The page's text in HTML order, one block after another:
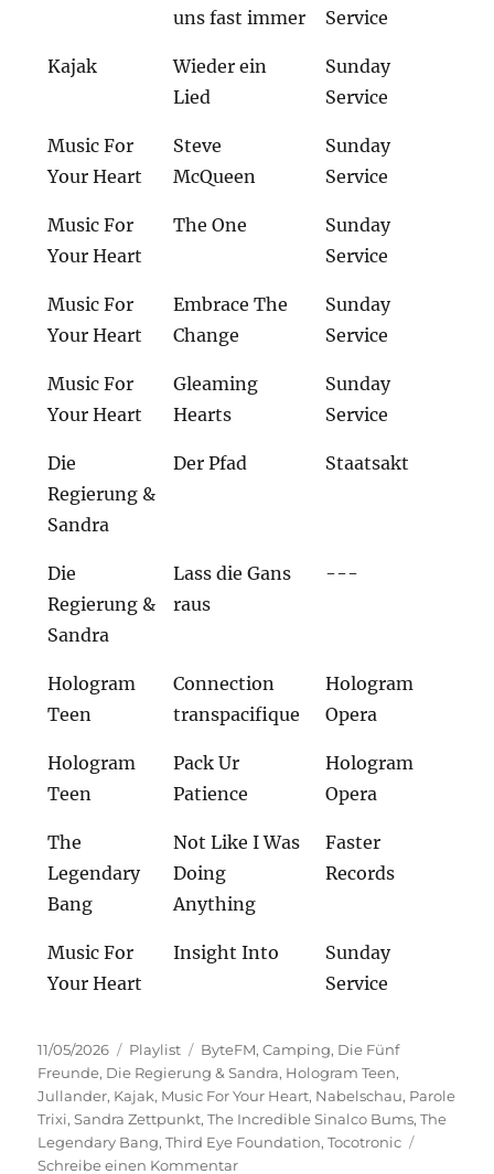
uns fast immer
Service
Kajak
Wieder ein
Lied
Sunday
Service
Music For
Your Heart
Steve
McQueen
Sunday
Service
Music For
Your Heart
The One
Sunday
Service
Music For
Your Heart
Embrace The
Change
Sunday
Service
Music For
Your Heart
Gleaming
Hearts
Sunday
Service
Die
Regierung &
Sandra
Der Pfad Staatsakt
Die
Regierung &
Sandra
Lass die Gans
raus
---
Hologram
Teen
Connection
transpacifique
Hologram
Opera
Hologram
Teen
Pack Ur
Patience
Hologram
Opera
The
Legendary
Bang
Not Like I Was
Doing
Anything
Faster
Records
Music For
Your Heart
Insight Into
Sunday
Service
Veröffentlicht
am
11/05/2026 Kategorien
Playlist Schlagwörter
ByteFM,Camping, Die Fünf
Freunde, Die Regierung & Sandra, Hologram Teen,
Jullander, Kajak, Music For Your Heart, Nabelschau, Parole
Trixi,Sandra Zettpunkt,The Incredible Sinalco Bums,The
Legendary Bang,Third Eye Foundation,Tocotronic
Schreibe einen Kommentarzu